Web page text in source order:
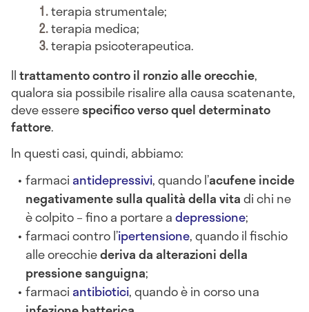
terapia strumentale;
terapia medica;
terapia psicoterapeutica.
Iltrattamento contro il ronzio alle orecchie,
qualora sia possibile risalire alla causa scatenante,
deve esserespecifico verso quel determinato
fattore.
In questi casi, quindi, abbiamo:
farmaci antidepressivi, quando l’acufene incide
negativamente sulla qualità della vitadi chi ne
è colpito – fino a portare adepressione;
farmaci contro l’ipertensione, quando il fischio
alle orecchiederiva da alterazioni della
pressione sanguigna;
farmaci antibiotici, quando è in corso una